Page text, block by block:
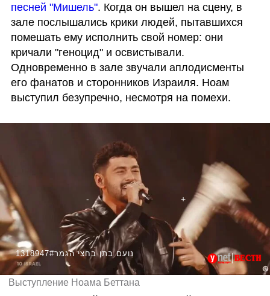
песней "Мишель". Когда он вышел на сцену, в
зале послышались крики людей, пытавшихся
помешать ему исполнить свой номер: они
кричали "геноцид" и освистывали.
Одновременно в зале звучали аплодисменты
его фанатов и сторонников Израиля. Ноам
выступил безупречно, несмотря на помехи.
1318947#נועם בתן בחצי הגמר
Выступление Ноама Беттана